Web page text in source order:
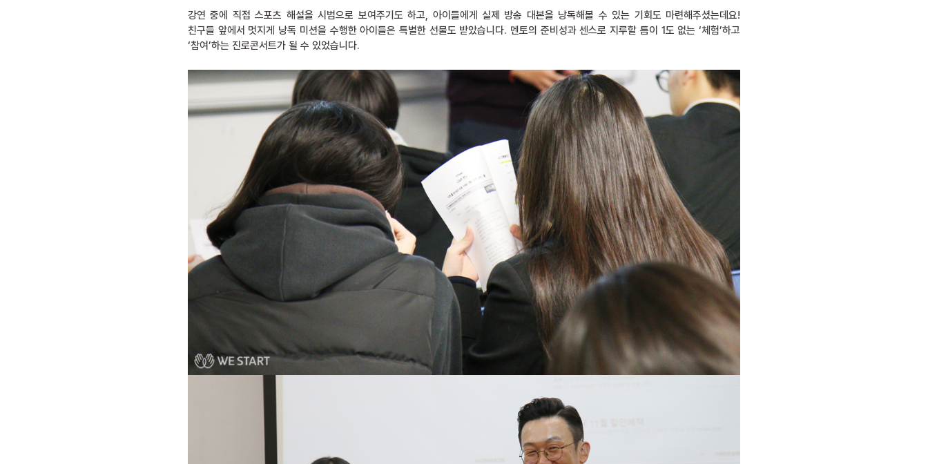
강연 중에 직접 스포츠 해설을 시범으로 보여주기도 하고, 아이들에게 실제 방송 대본을 낭독해볼 수 있는 기회도 마련해주셨는데요!
친구들 앞에서 멋지게 낭독 미션을 수행한 아이들은 특별한 선물도 받았습니다. 멘토의 준비성과 센스로 지루할 틈이 1도 없는 ‘체험’하고
‘참여’하는 진로콘서트가 될 수 있었습니다.